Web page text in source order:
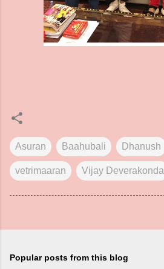
Asuran Baahubali Dhanush
vetrimaaran Vijay Deverakonda
Popular posts from this blog